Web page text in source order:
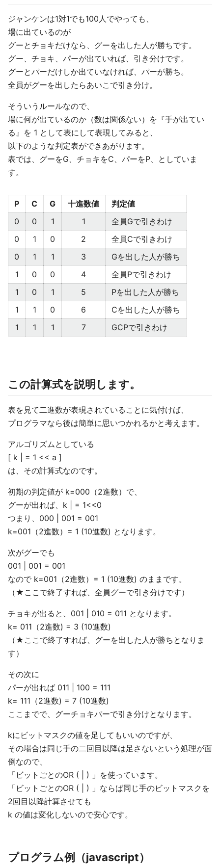
ジャンケンは1対1でも100人でやっても、
場に出ているのが
グーとチョキだけなら、グーを出した人が勝ちです。
グー、チョキ、パーが出ていれば、引き分けです。
グーとパーだけしか出ていなければ、パーが勝ち。
全員がグーを出したらあいこで引き分け。
そういうルールなので、
場に何が出ているのか（数は関係ない）を『手が出てい
る』を 1 として表にして表現してみると、
以下のような判定表ができあがります。
表では、グーをG、チョキをC、パーをP、としていま
す。
P C G 十進数値
判定値
0
0 1 1
全員Gで引きわけ
0
1 0 2
全員Cで引きわけ
0
1 1 3
Gを出した人が勝ち
1
0 0 4
全員Pで引きわけ
1
0 1 5
Pを出した人が勝ち
1
1 0 6
Cを出した人が勝ち
1
1 1 7 GCPで引きわけ
この計算式を説明します。
表を見て二進数が表現されていることに気付けば、
プログラマなら後は簡単に思いつかれるかと考えます。
アルゴリズムとしている
[ k | = 1 << a ]
は、その計算式なのです。
初期の判定値が k=000（2進数）で、
グーが出れば、k | = 1<<0
つまり、000 | 001 = 001
k=001（2進数）= 1 (10進数) となります。
次がグーでも
001 | 001 = 001
なので k=001（2進数）= 1 (10進数) のままです。
（★ここで終了すれば、全員グーで引き分けです）
チョキが出ると、001 | 010 = 011 となります。
k= 011（2進数) = 3 (10進数)
（★ここで終了すれば、グーを出した人が勝ちとなりま
す）
その次に
パーが出れば 011 | 100 = 111
k= 111（2進数) = 7 (10進数)
ここまでで、グーチョキパーで引き分けとなります。
kにビットマスクの値を足してもいいのですが、
その場合は同じ手の二回目以降は足さないという処理が面
倒なので、
「ビットごとのOR ( | ) 」を使っています。
「ビットごとのOR ( | ) 」ならば同じ手のビットマスクを
2回目以降計算させても
k の値は変化しないので安心です。
プログラム例（javascript）